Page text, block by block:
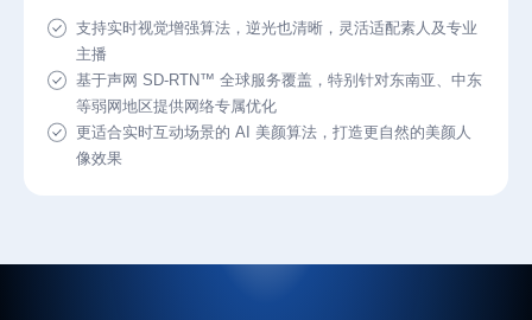
支持实时视觉增强算法，逆光也清晰，灵活适配素人及专业
主播
基于声网 SD-RTN™ 全球服务覆盖，特别针对东南亚、中东
等弱网地区提供网络专属优化
更适合实时互动场景的 AI 美颜算法，打造更自然的美颜人
像效果